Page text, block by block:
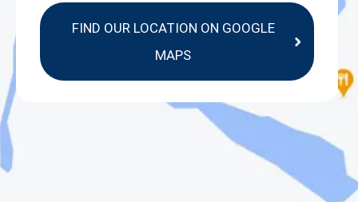
FIND OUR LOCATION ON GOOGLE
MAPS